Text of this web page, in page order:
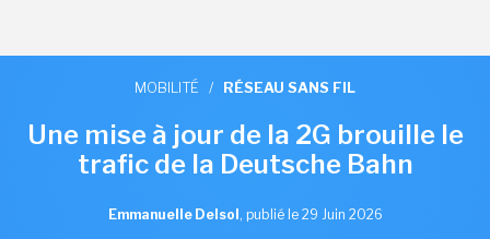
MOBILITÉ / RÉSEAU SANS FIL
Une mise à jour de la 2G brouille le
trafic de la Deutsche Bahn
Emmanuelle Delsol , publié le 29 Juin 2026